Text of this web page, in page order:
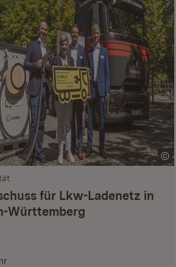
für Lkw-Ladenetz in
Württemberg